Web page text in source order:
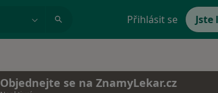
Přihlásit se Jste
Objednejte se na ZnamyLekar.cz